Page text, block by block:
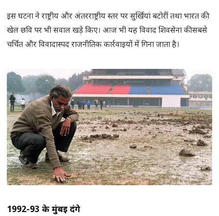
इस घटना ने राष्ट्रीय और अंतरराष्ट्रीय स्तर पर सुर्खियां बटोरीं तथा भारत की
खेल छवि पर भी सवाल खड़े किए। आज भी यह विवाद शिवसेना की सबसे
चर्चित और विवादास्पद राजनीतिक कार्रवाइयों में गिना जाता है।
1992-93 के मुंबई दंगे